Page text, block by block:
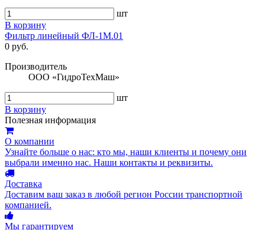
шт
В корзину
Фильтр линейный ФЛ-1М.01
0 руб.
Производитель
ООО «ГидроТехМаш»
шт
В корзину
Полезная информация
О компании
Узнайте больше о нас: кто мы, наши клиенты и почему они
выбрали именно нас. Наши контакты и реквизиты.
Доставка
Доставим ваш заказ в любой регион России транспортной
компанией.
Мы гарантируем